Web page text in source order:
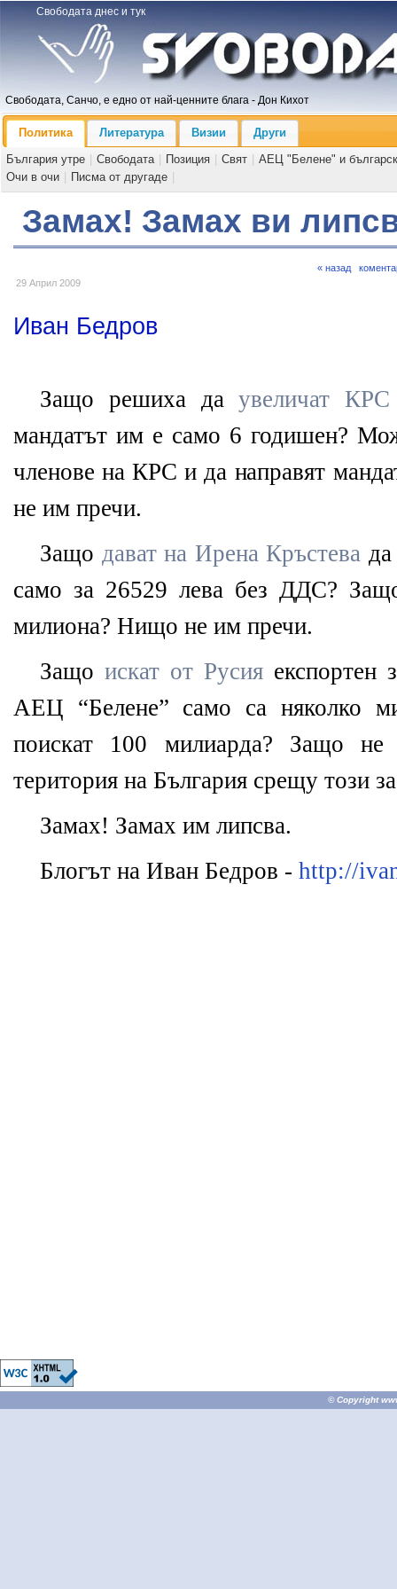
Свободата днес и тук
Свободата, Санчо, е едно от най-ценните блага - Дон Кихот
Политика Литература Визии
Други
България утре
Свободата Позиция Свят
АЕЦ "Белене" и
Очи в очи
Писма от другаде
Замах! Замах ви
29 Април 2009
« назад
Иван Бедров
Защо решиха даувеличат КРС
мандатът им е само 6 годишен?
членове на КРС и да направят
не им пречи.
Защо дават на Ирена Кръстева
само за 26529 лева без ДДС?
милиона? Нищо не им пречи.
Защо искат от Русия експортен
АЕЦ “Белене” само са няколко
поискат 100 милиарда? Защо не
територия на България срещу този
Замах! Замах им липсва.
Блогът на Иван Бедров - http://
© Copyright